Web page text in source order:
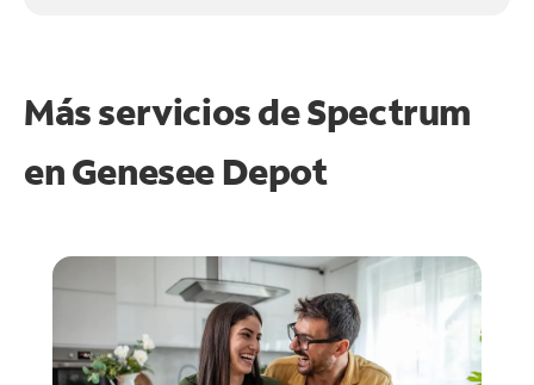
Más servicios de Spectrum
enGenesee Depot